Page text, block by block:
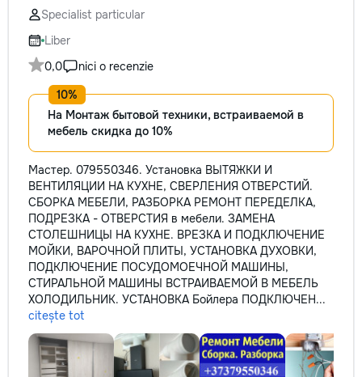
Specialist particular
Liber
0,0
nici o recenzie
На Монтаж бытовой техники, встраиваемой в
мебель скидка до 10%
Мастер. 079550346. Установка ВЫТЯЖКИ И
ВЕНТИЛЯЦИИ НА КУХНЕ, СВЕРЛЕНИЯ ОТВЕРСТИЙ.
СБОРКА МЕБЕЛИ, РАЗБОРКА РЕМОНТ ПЕРЕДЕЛКА,
ПОДРЕЗКА - ОТВЕРСТИЯ в мебели. ЗАМЕНА
СТОЛЕШНИЦЫ НА КУХНЕ. ВРЕЗКА И ПОДКЛЮЧЕНИЕ
МОЙКИ, ВАРОЧНОЙ ПЛИТЫ, УСТАНОВКА ДУХОВКИ,
ПОДКЛЮЧЕНИЕ ПОСУДОМОЕЧНОЙ МАШИНЫ,
СТИРАЛЬНОЙ МАШИНЫ ВСТРАИВАЕМОЙ В МЕБЕЛЬ
ХОЛОДИЛЬНИК. УСТАНОВКА Бойлера ПОДКЛЮЧЕН...
citește tot